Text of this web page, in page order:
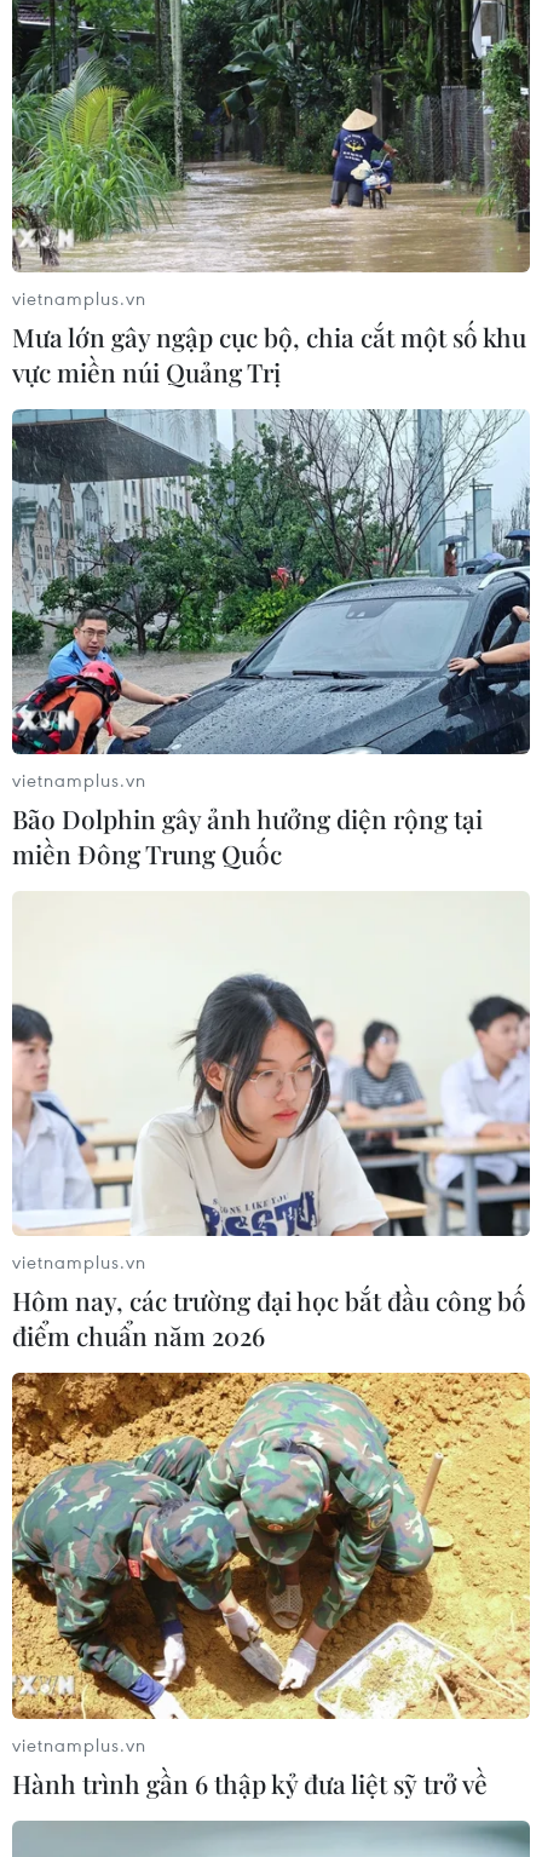
vietnamplus.vn
Mưa lớn gây ngập cục bộ, chia cắt một số khu
vực miền núi Quảng Trị
vietnamplus.vn
Bão Dolphin gây ảnh hưởng diện rộng tại
miền Đông Trung Quốc
vietnamplus.vn
Hôm nay, các trường đại học bắt đầu công bố
điểm chuẩn năm 2026
vietnamplus.vn
Hành trình gần 6 thập kỷ đưa liệt sỹ trở về